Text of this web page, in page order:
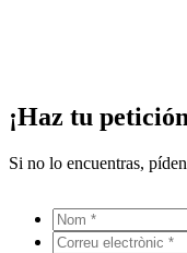
¡Haz tu
Si no lo encuentras,